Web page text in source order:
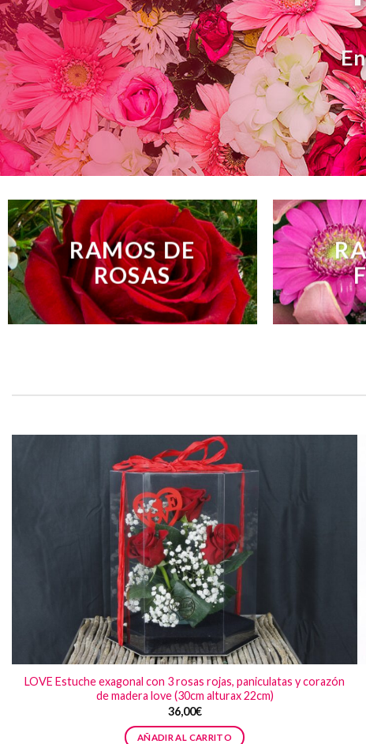
RAMOS DE
ROSAS
LOVE Estuche exagonal con 3 rosas rojas, paniculatas y corazón
de madera love (30cm alturax 22cm)
36,00€
AÑADIR AL CARRITO